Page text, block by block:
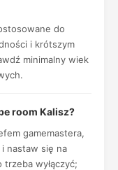
do
i krótszym
minimalny wiek
room Kalisz?
gamemastera,
nastaw się na
trzeba wyłączyć;